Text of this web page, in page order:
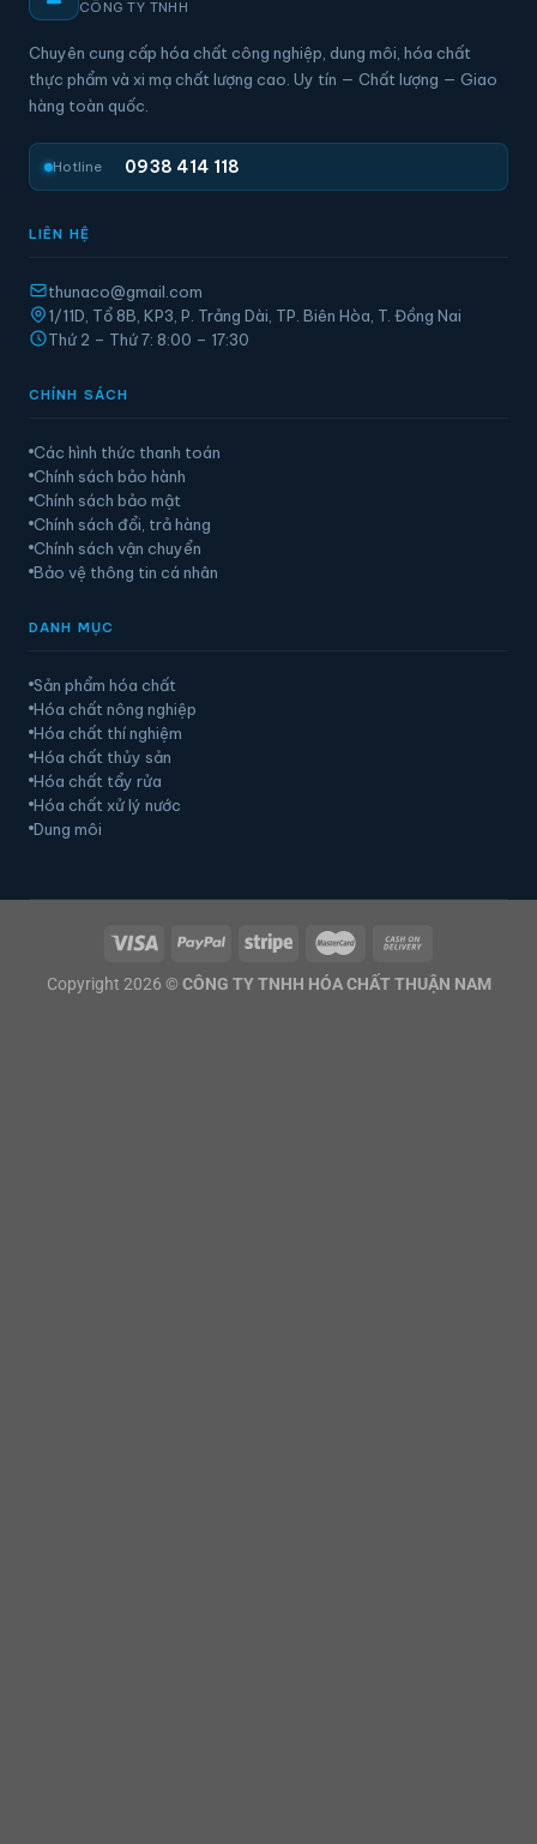
CÔNG TY TNHH
Chuyên cung cấp hóa chất công nghiệp, dung môi, hóa chất
thực phẩm và xi mạ chất lượng cao. Uy tín — Chất lượng — Giao
hàng toàn quốc.
Hotline 0938 414 118
LIÊN HỆ
thunaco@gmail.com
1/11D, Tổ 8B, KP3, P. Trảng Dài, TP. Biên Hòa, T. Đồng Nai
Thứ 2 – Thứ 7: 8:00 – 17:30
CHÍNH SÁCH
Các hình thức thanh toán
Chính sách bảo hành
Chính sách bảo mật
Chính sách đổi, trả hàng
Chính sách vận chuyển
Bảo vệ thông tin cá nhân
DANH MỤC
Sản phẩm hóa chất
Hóa chất nông nghiệp
Hóa chất thí nghiệm
Hóa chất thủy sản
Hóa chất tẩy rửa
Hóa chất xử lý nước
Dung môi
Copyright 2026 © CÔNG TY TNHH HÓA CHẤT THUẬN NAM